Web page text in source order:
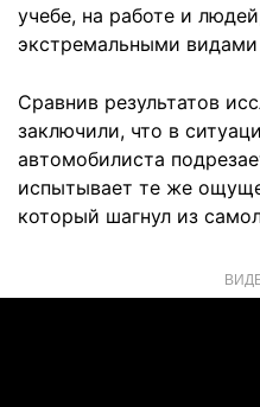
учебе, на работе и
экстремальными видами
Сравнив результатов
заключили, что в
автомобилиста
испытывает те же
который шагнул из